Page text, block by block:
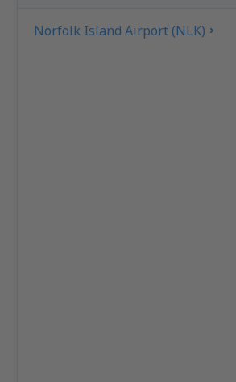
Norfolk Island Airport (NLK)